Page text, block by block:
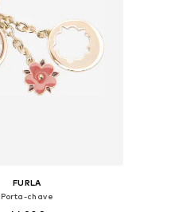
FURLA
Porta-chave